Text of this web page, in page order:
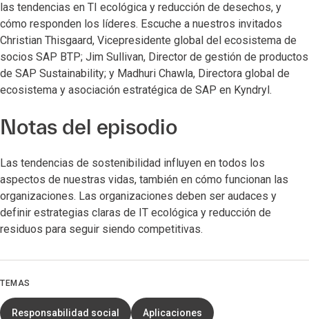
las tendencias en TI ecológica y reducción de desechos, y
cómo responden los líderes. Escuche a nuestros invitados
Christian Thisgaard, Vicepresidente global del ecosistema de
socios SAP BTP; Jim Sullivan, Director de gestión de productos
de SAP Sustainability; y Madhuri Chawla, Directora global de
ecosistema y asociación estratégica de SAP en Kyndryl​.​
Notas del episodio
Las tendencias de sostenibilidad influyen en todos los
aspectos de nuestras vidas, también en cómo funcionan las
organizaciones. Las organizaciones deben ser audaces y
definir estrategias claras de IT ecológica y reducción de
residuos para seguir siendo competitivas. ​
TEMAS
Responsabilidad social Aplicaciones